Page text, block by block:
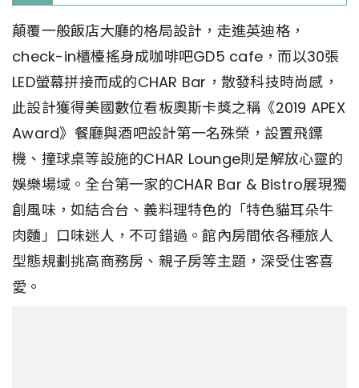
顛覆一般飯店大廳的格局設計，走進英迪格，
check-in櫃檯搖身成咖啡吧GD5 cafe，而以30張
LED螢幕拼接而成的CHAR Bar，散發科技時尚感，
此設計獲得美國數位看板奧斯卡獎之稱《2019 APEX
Award》餐廳與酒吧設計第一名殊榮，設置飛鏢
機、撞球桌等設施的CHAR Lounge則是解放心靈的
娛樂場域。全台第一家的CHAR Bar & Bistro展現獨
創風味，如結合台、義料理特色的「特色貓耳朵牛
肉麵」口味迷人，不可錯過。館內房間依各種旅人
型態規劃挑高商務房、親子房等主題，深受住客喜
愛。